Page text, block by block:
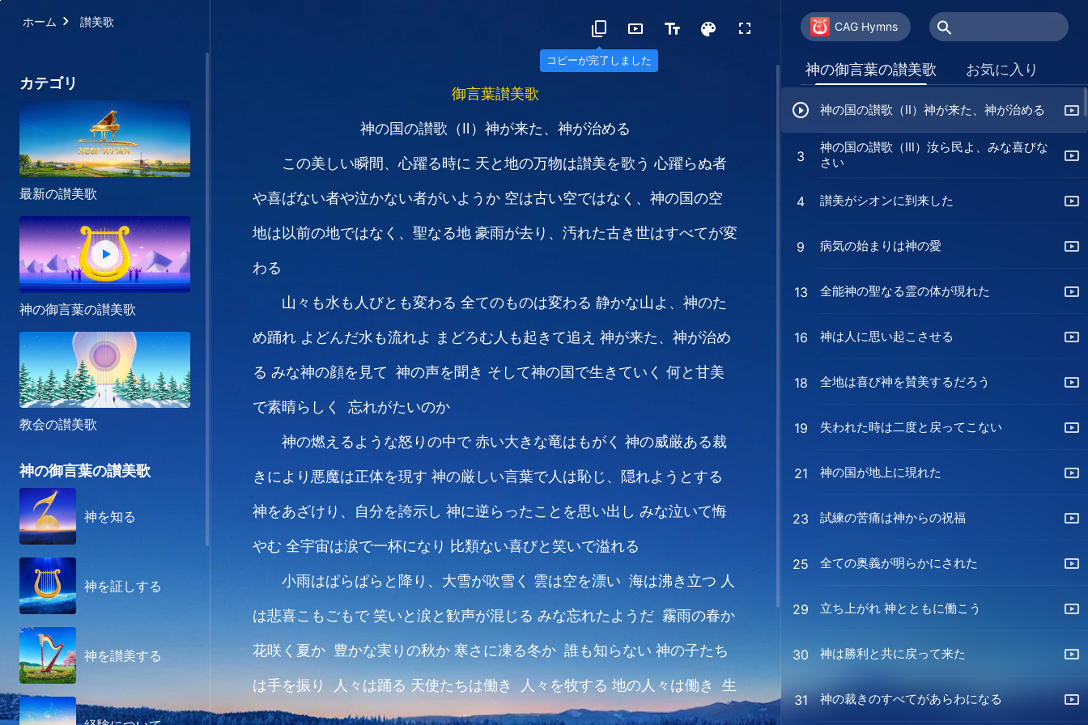
ホーム 讃美歌
カテゴリ
最新の讃美歌
神の御言葉の讃美歌
教会の讃美歌
神の御言葉の讃美歌
神を知る
神を証しする
神を讃美する
御言葉讃美歌
神の国の讃歌（Ⅱ）神が来た、神が治める
この美しい瞬間、心躍る時に 天と地の万物は讃美を歌う心躍らぬ者
や喜ばない者や泣かない者がいようか 空は古い空ではなく、神の国の空
地は以前の地ではなく、聖なる地 豪雨が去り、汚れた古き世はすべてが変
わる
山々も水も人びとも変わる 全てのものは変わる 静かな山よ、神のた
め踊れ よどんだ水も流れよ まどろむ人も起きて追え 神が来た、神が治め
る みな神の顔を見て 神の声を聞き そして神の国で生きていく 何と甘美
で素晴らしく 忘れがたいのか
神の燃えるような怒りの中で赤い大きな竜はもがく 神の威厳ある裁
きにより悪魔は正体を現す 神の厳しい言葉で人は恥じ、隠れようとする
神をあざけり、自分を誇示し 神に逆らったことを思い出し みな泣いて悔
やむ 全宇宙は涙で一杯になり 比類ない喜びと笑いで溢れる
小雨はぱらぱらと降り、大雪が吹雪く 雲は空を漂い 海は沸き立つ 人
は悲喜こもごもで笑いと涙と歓声が混じる みな忘れたようだ 霧雨の春か
花咲く夏か 豊かな実りの秋か 寒さに凍る冬か 誰も知らない 神の子たち
は手を振り 人々は踊る天使たちは働き 人々を牧する 地の人々は働き 生
き物は増え広がる空は古い空ではなく、神の国の空 地は以前の地ではな
CAG Hymns
神の御言葉の讃美歌 お気に入り
神の国の讃歌（Ⅱ）神が来た、神が治める
3
神の国の讃歌（Ⅲ）汝ら民よ、みな喜びな
さい
4 讃美がシオンに到来した
9 病気の始まりは神の愛
13 全能神の聖なる霊の体が現れた
16 神は人に思い起こさせる
18 全地は喜び神を賛美するだろう
19 失われた時は二度と戻ってこない
21 神の国が地上に現れた
23 試練の苦痛は神からの祝福
25 全ての奥義が明らかにされた
29 立ち上がれ 神とともに働こう
30 神は勝利と共に戻って来た
31 神の裁きのすべてがあらわになる